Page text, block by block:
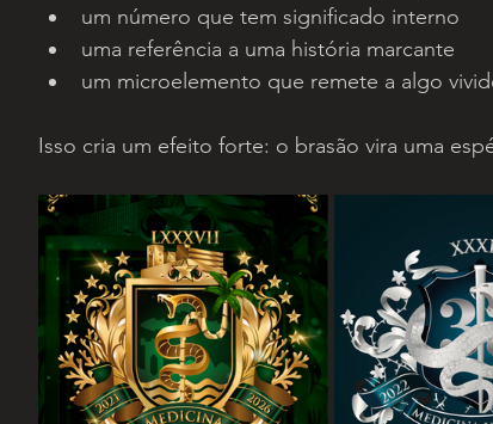
um número que tem significado interno
uma referência a uma história marcante
um microelemento que remete a algo
Isso cria um efeito forte: o brasão vira uma